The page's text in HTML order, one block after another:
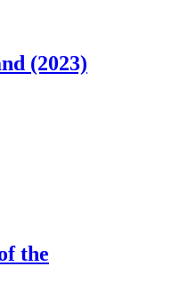
(2023)
the